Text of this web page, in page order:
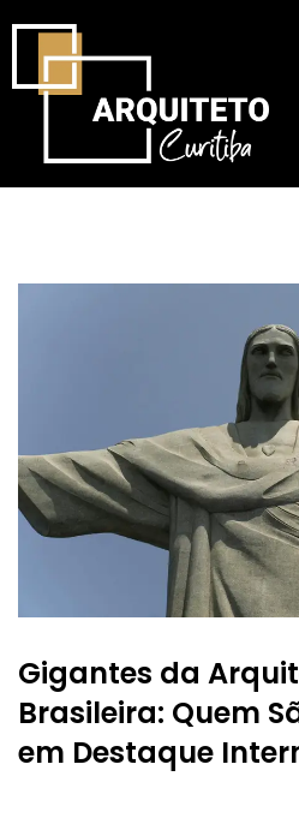
Gigantes da
Brasileira: Quem
em Destaque